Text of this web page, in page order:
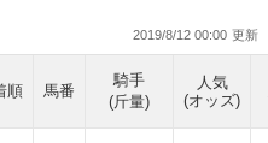
2019/8/12 00:00
順 馬番
騎手
(斤量)
人気
(オッズ)